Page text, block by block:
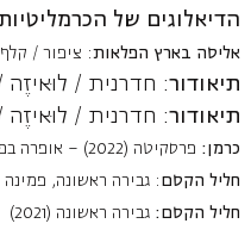
הדיאלוגים של
אליסה בארץ הפלאות: ציפור / קלף (2018-
תיאודור: חדרנית / לוּאיזֶה /
תיאודור: חדרנית / לוּאיזֶה /
כרמן: פרסקיטה (2022) – אופרה בפארק
חליל הקסם : גבירה ראשונה, פמינה (2022) – הפקה
חליל הקסם: גבירה ראשונה (2021)